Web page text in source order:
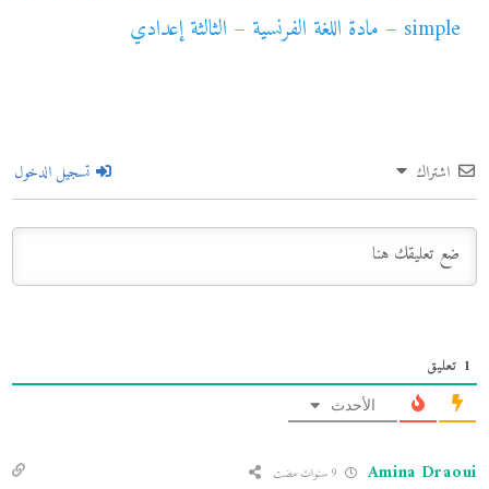
simple – مادة اللغة الفرنسية – الثالثة إعدادي
اشتراك تسجيل الدخول
1 تعليق
الأحدث
Amina Draoui